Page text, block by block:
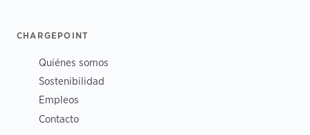
CHARGEPOINT
Quiénes somos
Sostenibilidad
Empleos
Contacto